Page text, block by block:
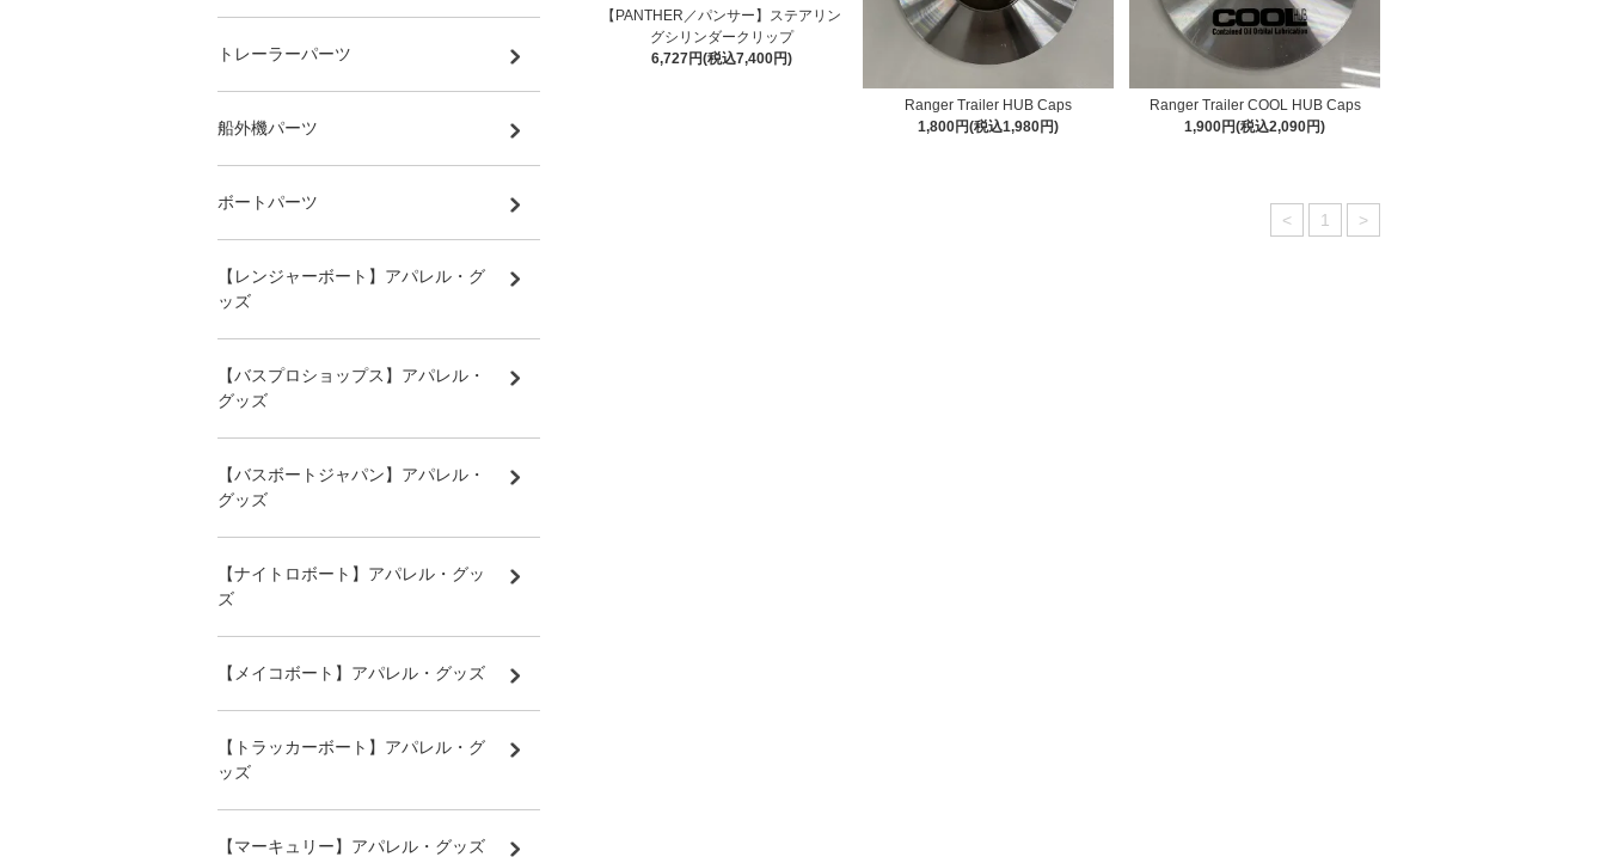
【PANTHER／パンサー】ステアリン
グシリンダークリップ
6,727円(税込7,400円)
Ranger Trailer HUB Caps
1,800円(税込1,980円)
Ranger Trailer COOL HUB Caps
1,900円(税込2,090円)
< 1 >
トレーラーパーツ
船外機パーツ
ボートパーツ
【レンジャーボート】アパレル・グ
ッズ
【バスプロショップス】アパレル・
グッズ
【バスボートジャパン】アパレル・
グッズ
【ナイトロボート】アパレル・グッ
ズ
【メイコボート】アパレル・グッズ
【トラッカーボート】アパレル・グ
ッズ
【マーキュリー】アパレル・グッズ